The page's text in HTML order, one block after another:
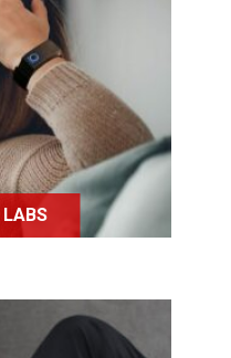
LABS
de libérer des
les douleurs